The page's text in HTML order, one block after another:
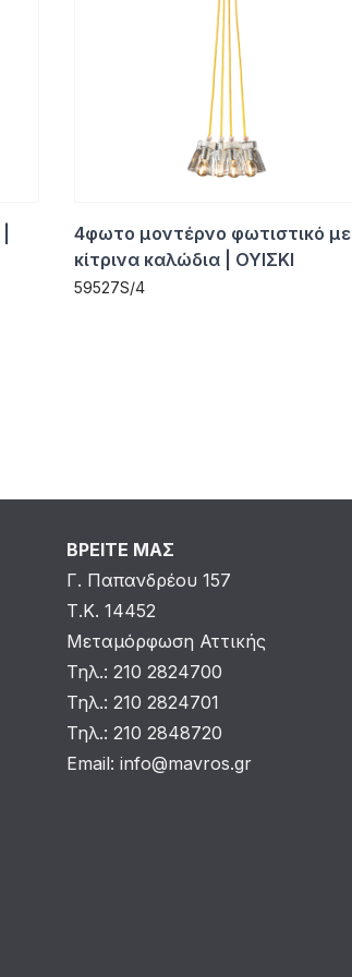
4φωτο μοντέρνο φωτιστικό με
κίτρινα καλώδια | ΟΥΙΣΚΙ
59527S/4
ΒΡΕΙΤΕ ΜΑΣ
Γ. Παπανδρέου 157
Τ.Κ. 14452
Μεταμόρφωση Αττικής
Τηλ.: 210 2824700
Τηλ.: 210 2824701
Τηλ.: 210 2848720
Email:info@mavros.gr